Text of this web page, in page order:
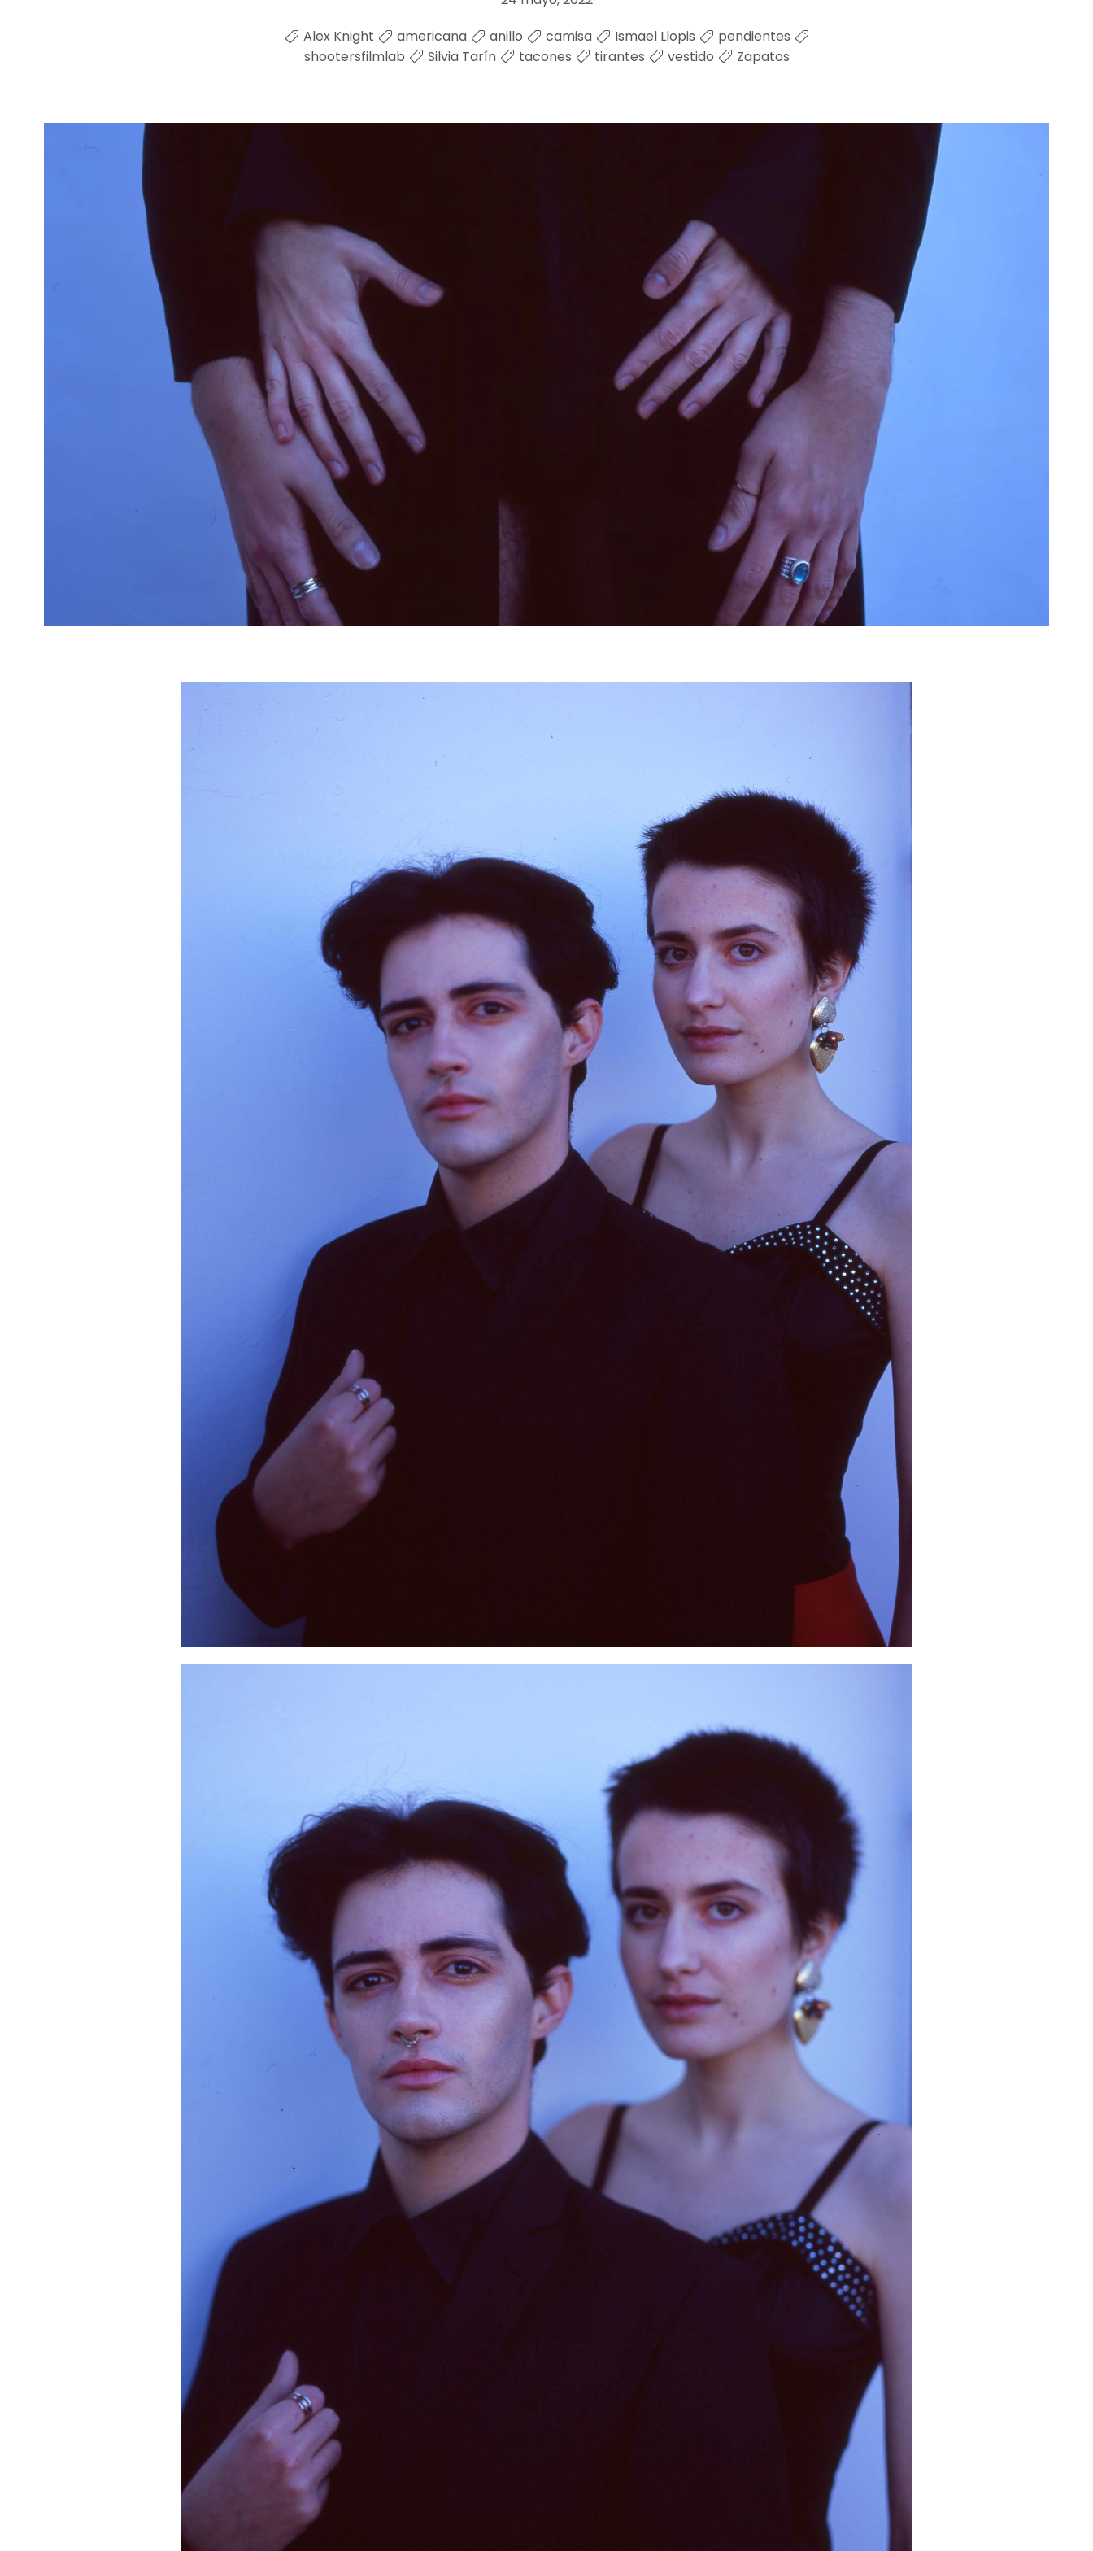
Alex Knight
americana anillo camisa Ismael Llopis
pendientes
shootersfilmlab
Silvia Tarín tacones tirantes vestido Zapatos